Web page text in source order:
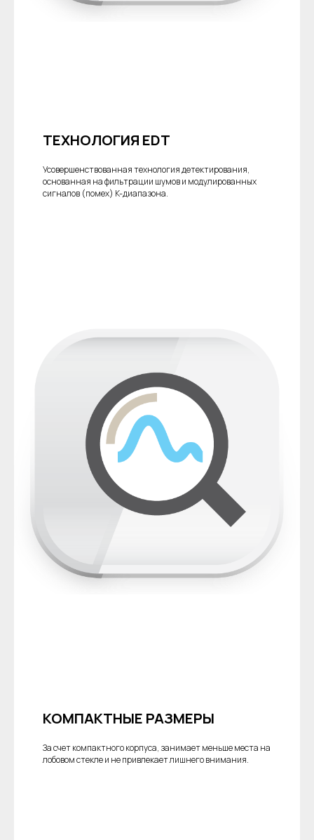
ТЕХНОЛОГИЯ EDT
Усовершенствованная технология детектирования,
основанная на фильтрации шумов и модулированных
сигналов (помех) K-диапазона.
КОМПАКТНЫЕ РАЗМЕРЫ
За счет компактного корпуса, занимает меньше места на
лобовом стекле и не привлекает лишнего внимания.